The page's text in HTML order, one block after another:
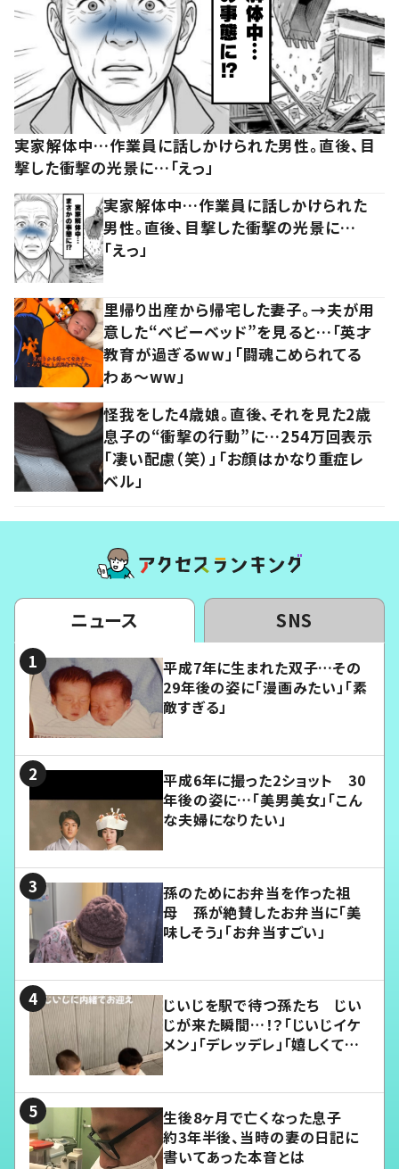
実家解体中…作業員に話しかけられた男性。直後、目
撃した衝撃の光景に…「えっ」
実家解体中…作業員に話しかけられた
男性。直後、目撃した衝撃の光景に…
「えっ」
里帰り出産から帰宅した妻子。→夫が用
意した“ベビーベッド”を見ると…「英才
教育が過ぎるww」「闘魂こめられてる
わぁ～ww」
怪我をした4歳娘。直後、それを見た2歳
息子の“衝撃の行動”に…254万回表示
「凄い配慮（笑）」「お顔はかなり重症レ
ベル」
ニュース SNS
平成7年に生まれた双子…その
29年後の姿に「漫画みたい」「素
敵すぎる」
平成6年に撮った2ショット 30
年後の姿に…「美男美女」「こん
な夫婦になりたい」
孫のためにお弁当を作った祖
母 孫が絶賛したお弁当に「美
味しそう」「お弁当すごい」
じいじを駅で待つ孫たち じい
じが来た瞬間…！？「じいじイケ
メン」「デレッデレ」「嬉しくて可
生後8ヶ月で亡くなった息子
約3年半後、当時の妻の日記に
書いてあった本音とは